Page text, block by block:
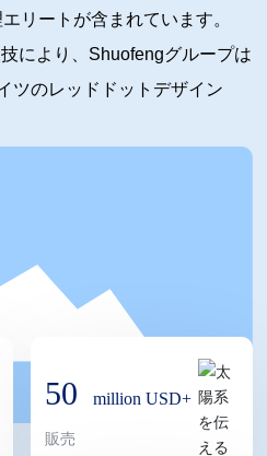
リートが含まれています。
により、Shuofengグループは
ツのレッドドットデザイン
包装デザイン賞、
ど30以上の国際デザイン賞
にわたり、茅台、五粮液、西
有名酒造会社に専門的な包装
供しています。現在、グルー
ルに達し、輸出事業は20％を
トワークはヨーロッパ、アメ
ア、ニュージーランド、アラ
の市場をカバーしています。
50 million USD+
販売